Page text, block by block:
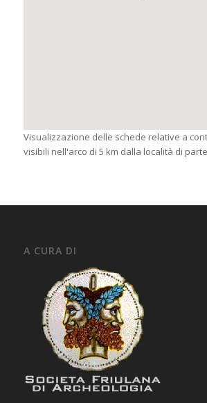
Visualizzazione delle schede relative a
visibili nell'arco di 5 km dalla località di
A CURA DI